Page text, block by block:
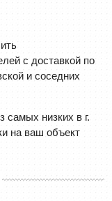
с доставкой по
и соседних
низких в г.
на ваш объект